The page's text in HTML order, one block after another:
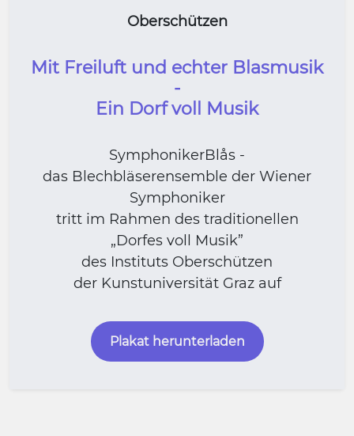
Oberschützen
Mit Freiluft und echter Blasmusik
-
Ein Dorf voll Musik
SymphonikerBlås -
das Blechbläserensemble der Wiener
Symphoniker
tritt im Rahmen des traditionellen
„Dorfes voll Musik”
des Instituts Oberschützen
der Kunstuniversität Graz auf
Plakat herunterladen